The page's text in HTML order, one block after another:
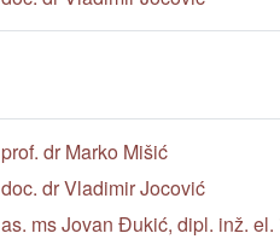
prof. dr Marko Mišić
doc. dr Vladimir Jocović
as. ms Jovan Đukić, dipl. inž. el.